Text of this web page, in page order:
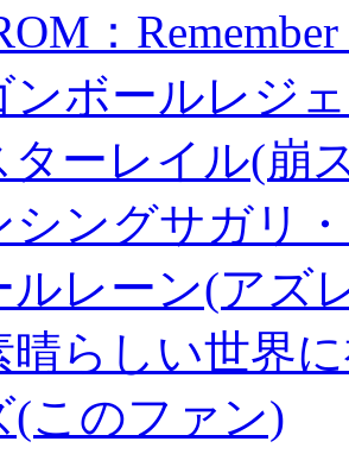
：
ンボールレジ
ターレイル(崩
シングサガリ
ルレーン(アズ
晴らしい世界
(このファン)